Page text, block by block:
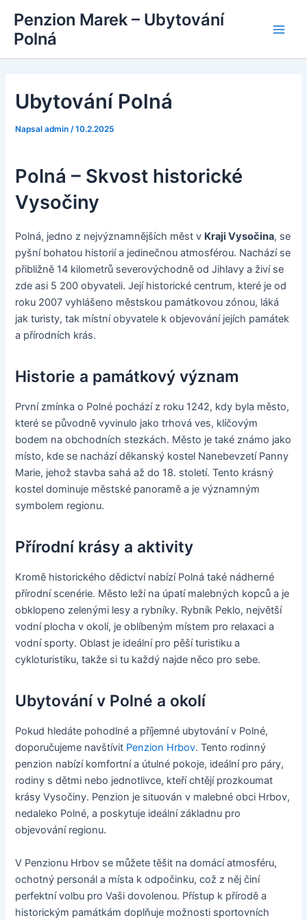
obsah
Penzion Marek – Ubytování
Polná
Ubytování Polná
Napsaladmin/10.2.2025
Polná – Skvost historické
Vysočiny
Polná, jedno z nejvýznamnějších měst v Kraji Vysočina, se
pyšní bohatou historií a jedinečnou atmosférou. Nachází se
přibližně 14 kilometrů severovýchodně od Jihlavy a živí se
zde asi 5 200 obyvateli. Její historické centrum, které je od
roku 2007 vyhlášeno městskou památkovou zónou, láká
jak turisty, tak místní obyvatele k objevování jejích památek
a přírodních krás.
Historie a památkový význam
První zmínka o Polné pochází z roku 1242, kdy byla město,
které se původně vyvinulo jako trhová ves, klíčovým
bodem na obchodních stezkách. Město je také známo jako
místo, kde se nachází děkanský kostel Nanebevzetí Panny
Marie, jehož stavba sahá až do 18. století. Tento krásný
kostel dominuje městské panoramě a je významným
symbolem regionu.
Přírodní krásy a aktivity
Kromě historického dědictví nabízí Polná také nádherné
přírodní scenérie. Město leží na úpatí malebných kopců a je
obklopeno zelenými lesy a rybníky. Rybník Peklo, největší
vodní plocha v okolí, je oblíbeným místem pro relaxaci a
vodní sporty. Oblast je ideální pro pěší turistiku a
cykloturistiku, takže si tu každý najde něco pro sebe.
Ubytování v Polné a okolí
Pokud hledáte pohodlné a příjemné ubytování v Polné,
doporučujeme navštívit Penzion Hrbov. Tento rodinný
penzion nabízí komfortní a útulné pokoje, ideální pro páry,
rodiny s dětmi nebo jednotlivce, kteří chtějí prozkoumat
krásy Vysočiny. Penzion je situován v malebné obci Hrbov,
nedaleko Polné, a poskytuje ideální základnu pro
objevování regionu.
V Penzionu Hrbov se můžete těšit na domácí atmosféru,
ochotný personál a místa k odpočinku, což z něj činí
perfektní volbu pro Vaši dovolenou. Přístup k přírodě a
historickým památkám doplňuje možnosti sportovních